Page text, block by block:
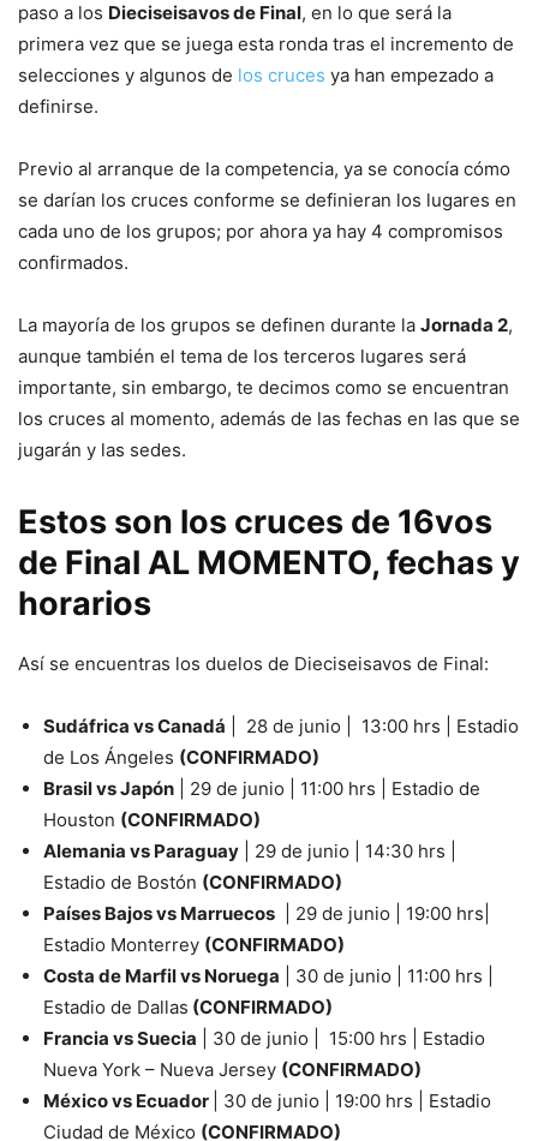
paso a los Dieciseisavos de Final, en lo que será la
primera vez que se juega esta ronda tras el incremento de
selecciones y algunos de los cruces ya han empezado a
definirse.
Previo al arranque de la competencia, ya se conocía cómo
se darían los cruces conforme se definieran los lugares en
cada uno de los grupos; por ahora ya hay 4 compromisos
confirmados.
La mayoría de los grupos se definen durante la Jornada 2,
aunque también el tema de los terceros lugares será
importante, sin embargo, te decimos como se encuentran
los cruces al momento, además de las fechas en las que se
jugarán y las sedes.
Estos son los cruces de 16vos
de Final AL MOMENTO, fechas y
horarios
Así se encuentras los duelos de Dieciseisavos de Final:
Sudáfrica vs Canadá | 28 de junio | 13:00 hrs | Estadio
de Los Ángeles (CONFIRMADO)
Brasil vs Japón | 29 de junio | 11:00 hrs | Estadio de
Houston (CONFIRMADO)
Alemania vs Paraguay | 29 de junio | 14:30 hrs |
Estadio de Bostón (CONFIRMADO)
Países Bajos vs Marruecos | 29 de junio | 19:00 hrs|
Estadio Monterrey (CONFIRMADO)
Costa de Marfil vs Noruega | 30 de junio | 11:00 hrs |
Estadio de Dallas (CONFIRMADO)
Francia vs Suecia | 30 de junio | 15:00 hrs | Estadio
Nueva York – Nueva Jersey (CONFIRMADO)
México vs Ecuador
| 30 de junio | 19:00 hrs | Estadio
Ciudad de México (CONFIRMADO)